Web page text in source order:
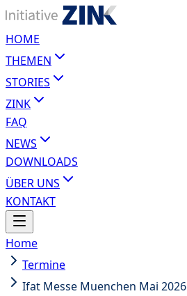
HOME
THEMEN
STORIES
ZINK
FAQ
NEWS
DOWNLOADS
ÜBER UNS
KONTAKT
Home
Termine
Ifat Messe Muenchen Mai 2026